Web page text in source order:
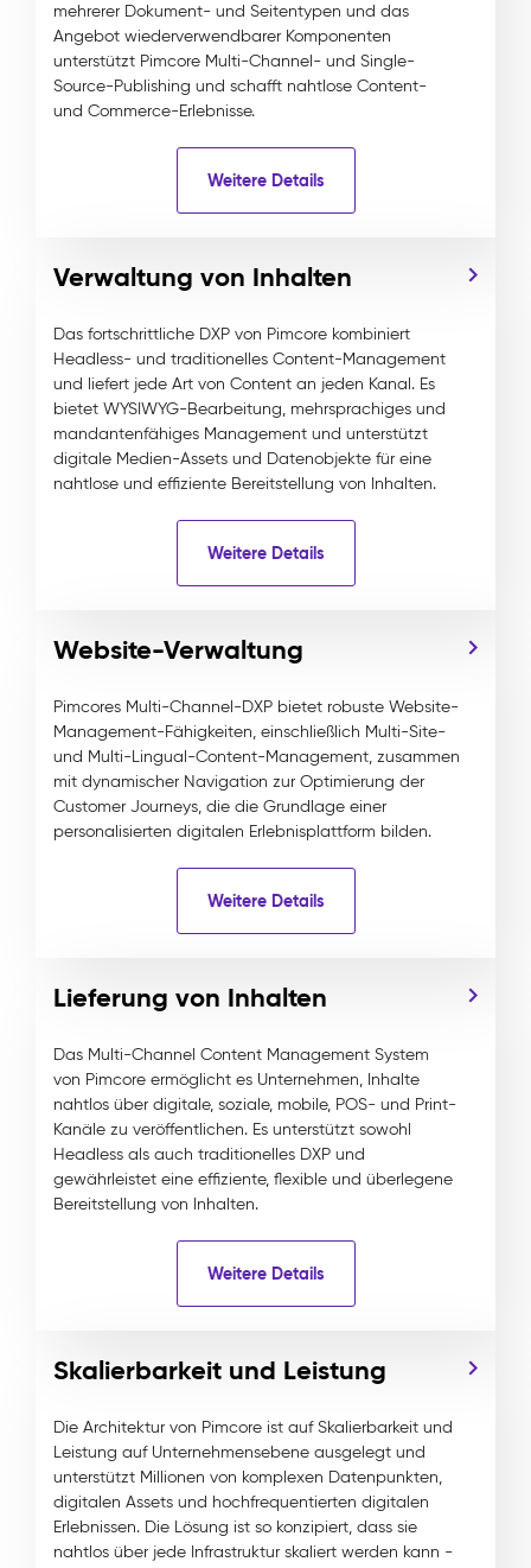
mehrerer Dokument- und Seitentypen und das
Angebot wiederverwendbarer Komponenten
unterstützt Pimcore Multi-Channel- und Single-
Source-Publishing und schafft nahtlose Content-
und Commerce-Erlebnisse.
Weitere Details
Verwaltung von Inhalten
Das fortschrittliche DXP von Pimcore kombiniert
Headless- und traditionelles Content-Management
und liefert jede Art von Content an jeden Kanal. Es
bietet WYSIWYG-Bearbeitung, mehrsprachiges und
mandantenfähiges Management und unterstützt
digitale Medien-Assets und Datenobjekte für eine
nahtlose und effiziente Bereitstellung von Inhalten.
Weitere Details
Website-Verwaltung
Pimcores Multi-Channel-DXP bietet robuste Website-
Management-Fähigkeiten, einschließlich Multi-Site-
und Multi-Lingual-Content-Management, zusammen
mit dynamischer Navigation zur Optimierung der
Customer Journeys, die die Grundlage einer
personalisierten digitalen Erlebnisplattform bilden.
Weitere Details
Lieferung von Inhalten
Das Multi-Channel Content Management System
von Pimcore ermöglicht es Unternehmen, Inhalte
nahtlos über digitale, soziale, mobile, POS- und Print-
Kanäle zu veröffentlichen. Es unterstützt sowohl
Headless als auch traditionelles DXP und
gewährleistet eine effiziente, flexible und überlegene
Bereitstellung von Inhalten.
Weitere Details
Skalierbarkeit und Leistung
Die Architektur von Pimcore ist auf Skalierbarkeit und
Leistung auf Unternehmensebene ausgelegt und
unterstützt Millionen von komplexen Datenpunkten,
digitalen Assets und hochfrequentierten digitalen
Erlebnissen. Die Lösung ist so konzipiert, dass sie
nahtlos über jede Infrastruktur skaliert werden kann -